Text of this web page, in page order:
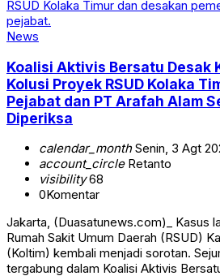
News
Koalisi Aktivis Bersatu Desak
Kolusi Proyek RSUD Kolaka
Pejabat dan PT Arafah Alam
Diperiksa
calendar_monthSenin, 3 Agt
account_circleRetanto
visibility68
0Komentar
Jakarta, (Duasatunews.com)_ Kasus
Rumah Sakit Umum Daerah (RSUD)
(Koltim) kembali menjadi sorotan.
tergabung dalam Koalisi Aktivis